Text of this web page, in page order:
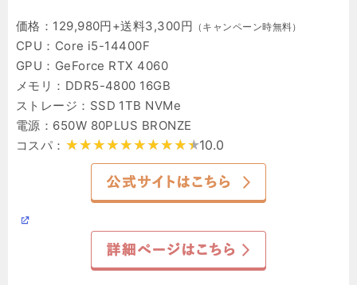
価格：129,980円+送料3,300円 （キャンペーン時無料）
CPU：Core i5-14400F
GPU：GeForce RTX 4060
メモリ：DDR5-4800 16GB
ストレージ：SSD 1TB NVMe
電源：650W 80PLUS BRONZE
コスパ：
10.0